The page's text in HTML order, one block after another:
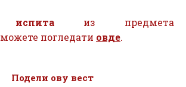
испита из предмета
можете погледати овде.
Подели ову вест